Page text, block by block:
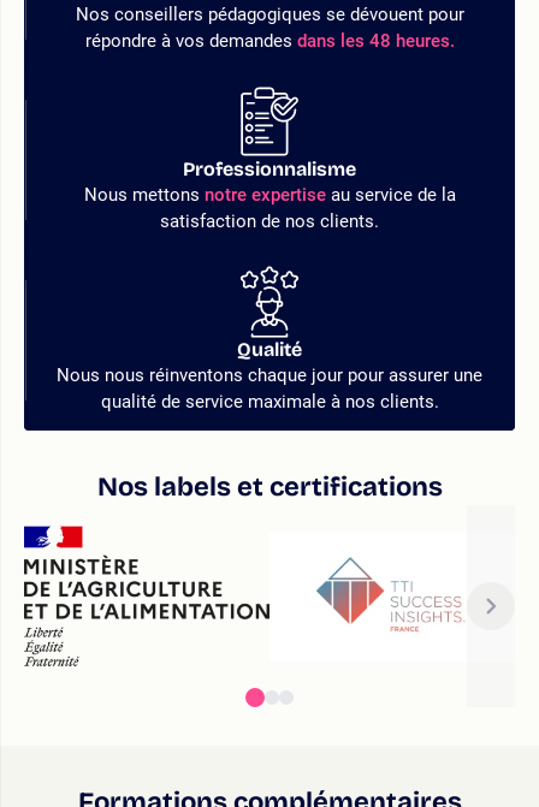
Nos conseillers pédagogiques se dévouent pour
répondre à vos demandes dans les 48 heures.
Professionnalisme
Nous mettons notre expertiseau service de la
satisfaction de nos clients.
Qualité
Nous nous réinventons chaque jour pour assurer une
qualité de service maximale à nos clients.
Nos labels et certifications